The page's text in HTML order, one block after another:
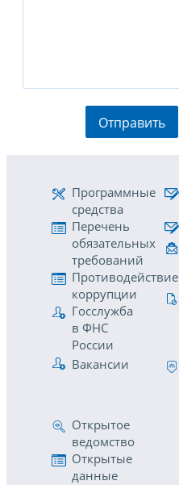
Отправить
Программные
средства
Перечень
обязательных
требований
Противодействие
коррупции
Госслужба
в ФНС
России
Вакансии
Открытое
ведомство
Открытые
данные